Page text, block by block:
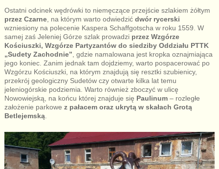
Ostatni odcinek wędrówki to niemęczące przejście szlakiem żółtym
przez Czarne, na którym warto odwiedzić dwór rycerski
wzniesiony na polecenie Kaspera Schaffgotscha w roku 1559. W
samej zaś Jeleniej Górze szlak prowadzi przez Wzgórze
Kościuszki, Wzgórze Partyzantów do siedziby Oddziału PTTK
„Sudety Zachodnie”, gdzie namalowana jest kropka oznajmiająca
jego koniec. Zanim jednak tam dojdziemy, warto pospacerować po
Wzgórzu Kościuszki, na którym znajdują się resztki szubienicy,
przekrój geologiczny Sudetów czy otwarte kilka lat temu
jeleniogórskie podziemia. Warto również zboczyć w ulicę
Nowowiejską, na końcu której znajduje się Paulinum– rozległe
założenie parkowe z pałacem oraz ukrytą w skałach Grotą
Betlejemską.